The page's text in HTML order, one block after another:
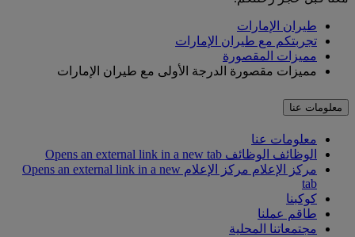
طيران الإمارات
تجربتكم مع طيران الإمارات
مميزات المقصورة
مميزات مقصورة الدرجة الأولى مع طيران الإمارات
معلومات عنا
معلومات عنا
الوظائف الوظائف Opens an external link in a new tab
مركز الإعلام
مركز الإعلام Opens an external link in a new
tab
كوكبنا
طاقم عملنا
مجتمعاتنا المحلية